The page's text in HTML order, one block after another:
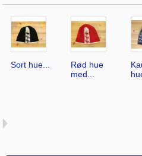
Sort hue...
Rød hue
med...